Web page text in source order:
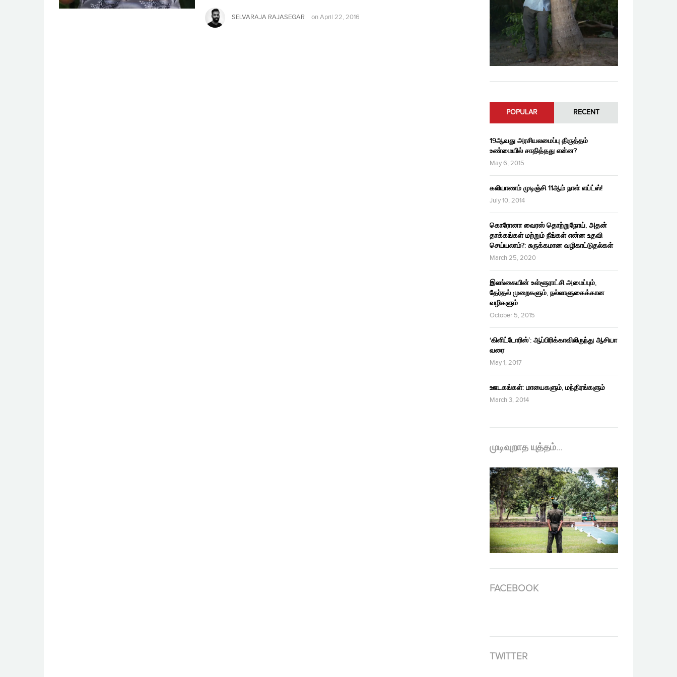
SELVARAJA RAJASEGAR on April 22, 2016
POPULAR RECENT
19ஆவது அரசியலமைப்பு திருத்தம்
உண்மையில் சாதித்தது என்ன?
May 6, 2015
கலியாணம் முடிஞ்சி 11ஆம் நாள் எய்ட்ஸ்!
July 10, 2014
கொரோனா வைரஸ் தொற்றுநோய், அதன்
தாக்கங்கள் மற்றும் நீங்கள் என்ன உதவி
செய்யலாம்?: சுருக்கமான வழிகாட்டுதல்கள்
March 25, 2020
இலங்கையின் உள்ளூராட்சி அமைப்பும்,
தேர்தல் முறைகளும், நல்லாளுகைக்கான
வழிகளும்
October 5, 2015
‘கிளிட்டோரிஸ்’: ஆப்பிரிக்காவிலிருந்து ஆசியா
வரை
May 1, 2017
ஊடகங்கள்: மாயைகளும், மந்திரங்களும்
March 3, 2014
முடிவுறாத யுத்தம்…
FACEBOOK
TWITTER